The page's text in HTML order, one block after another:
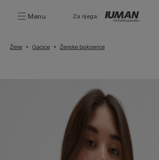
Menu Za njega:
Žene Gaćice Ženske bokserice